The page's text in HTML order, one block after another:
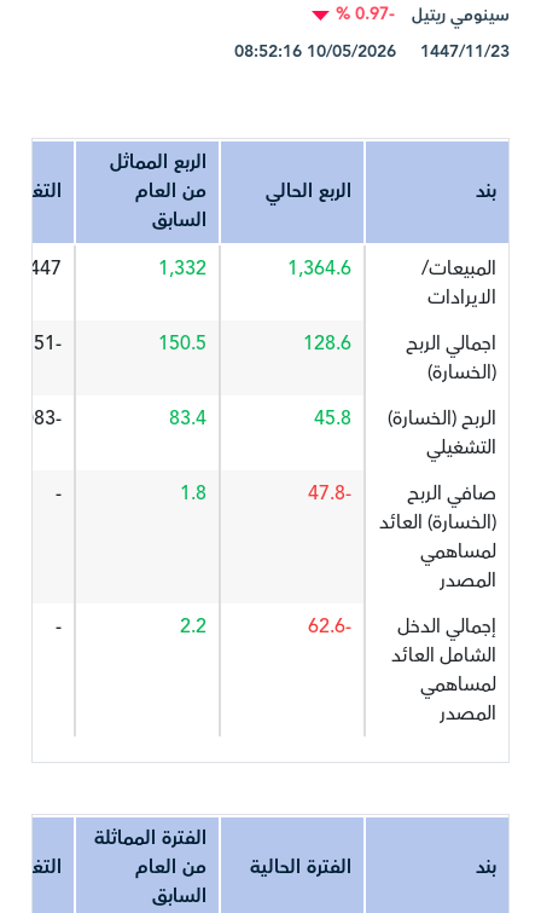
سينومي ريتيل
-0.97 %
1447/11/23 10/05/2026 08:52:16
بند الربع الحالي
الربع المماثل
من العام
السابق
التغير%
المبيعات/
الايرادات
1,364.6
1,332
2.447
اجمالي الربح
(الخسارة)
128.6
150.5
-14.551
الربح (الخسارة)
التشغيلي
45.8
83.4
-45.083
صافي الربح
(الخسارة) العائد
لمساهمي
المصدر
-47.8
1.8
-
إجمالي الدخل
الشامل العائد
لمساهمي
المصدر
-62.6
2.2
-
بند الفترة الحالية
الفترة المماثلة
من العام
السابق
التغير%